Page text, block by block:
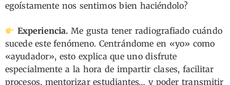
egoístamente nos sentimos bien haciéndolo?
Experiencia. Me gusta tener radiografiado cuándo
sucede este fenómeno. Centrándome en «yo» como
«ayudador», esto explica que uno disfrute
especialmente a la hora de impartir clases, facilitar
procesos, mentorizar estudiantes… y poder transmitir